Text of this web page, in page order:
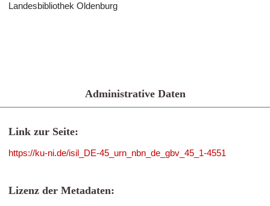
Landesbibliothek Oldenburg
Administrative Daten
Link zur Seite:
https://ku-ni.de/isil_DE-45_urn_nbn_de_gbv_45_1-4551
Lizenz der Metadaten: